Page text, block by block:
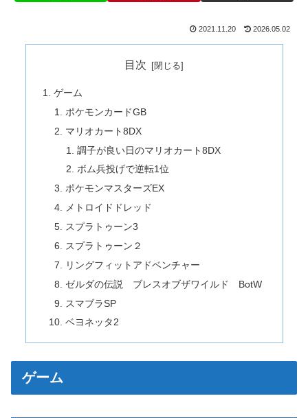
2021.11.20 2026.05.02
目次
ゲーム
ポケモンカードGB
マリオカート8DX
調子が良い日のマリオカート8DX
ボム兵投げで逆転1位
ポケモンマスターズEX
メトロイドドレッド
スプラトゥーン3
スプラトゥーン２
リングフィットアドベンチャー
ゼルダの伝説 ブレスオブザワイルド BotW
スマブラSP
ベヨネッタ2
ゲーム